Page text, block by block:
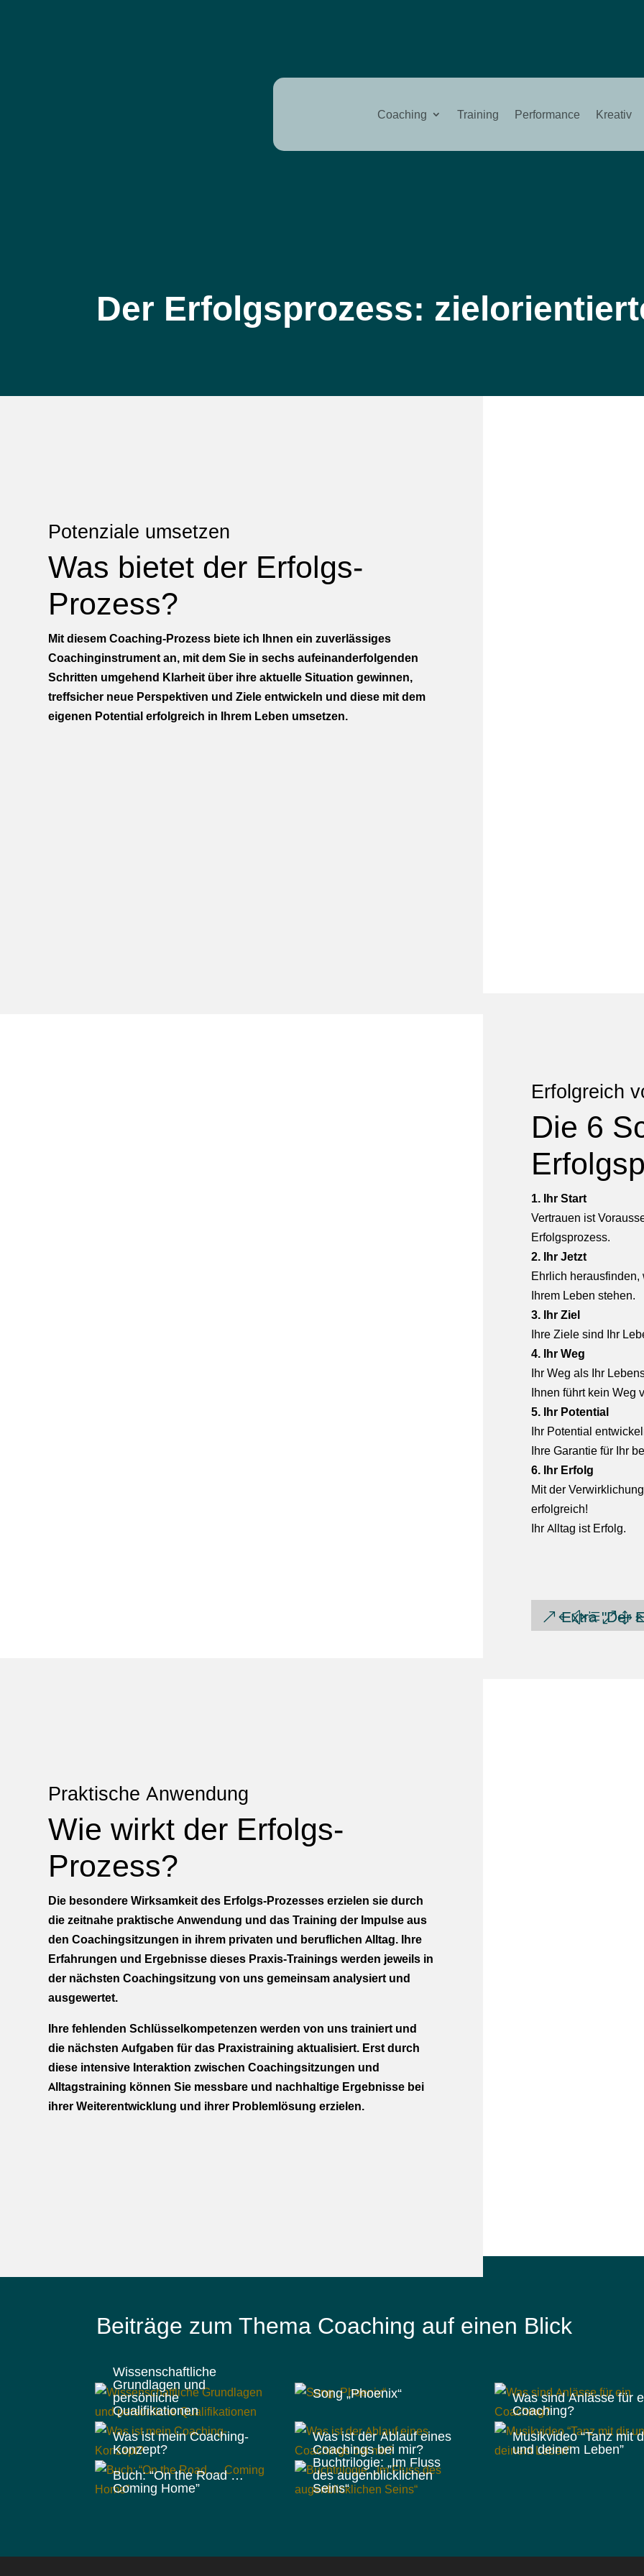
Coaching Training Performance Kreativ
Der Erfolgsprozess:
Potenziale umsetzen
Was bietet der Erfolgs-
Prozess?
Mit diesem Coaching-Prozess biete ich Ihnen ein zuverlässiges
Coachinginstrument an, mit dem Sie in sechs aufeinanderfolgenden
Schritten umgehend Klarheit über ihre aktuelle Situation gewinnen,
treffsicher neue Perspektiven und Ziele entwickeln und diese mit dem
eigenen Potential erfolgreich in Ihrem Leben umsetzen.
Erfolgreich
Die 6
1. Ihr Start
Vertrauen ist
Erfolgsprozess.
2. Ihr Jetzt
Ehrlich
Ihrem Leben stehen.
3. Ihr Ziel
Ihre Ziele sind Ihr
4. Ihr Weg
Ihr Weg als Ihr
Ihnen führt keinWeg
5. Ihr Potential
Ihr Potential
Ihre Garantie für Ihr
6. Ihr Erfolg
Mit der
erfolgreich!
Ihr Alltag ist Erfolg.
Extra "Der
Praktische Anwendung
Wie wirkt der Erfolgs-
Prozess?
Die besondere Wirksamkeit des Erfolgs-Prozesses erzielen sie durch
die zeitnahe praktische Anwendung und das Training der Impulse aus
den Coachingsitzungen in ihrem privaten und beruflichen Alltag. Ihre
Erfahrungen und Ergebnisse dieses Praxis-Trainings werden jeweils in
der nächsten Coachingsitzung von uns gemeinsam analysiert und
ausgewertet.
Ihre fehlenden Schlüsselkompetenzen werden von uns trainiert und
die nächsten Aufgaben für das Praxistraining aktualisiert. Erst durch
diese intensive Interaktion zwischen Coachingsitzungen und
Alltagstraining können Sie messbare und nachhaltige Ergebnisse bei
ihrer Weiterentwicklung und ihrer Problemlösung erzielen.
Beiträge zum Thema Coaching auf einen Blick
Wissenschaftliche
Grundlagen und
persönliche
Qualifikationen
Song „Phoenix“ Was sind Anlässe für
Coaching?
Was ist mein Coaching-
Konzept?
Was ist der Ablauf eines
Coachings bei mir?
Musikvideo “Tanz mit
und deinem Leben”
Buch: “On the Road …
Coming Home”
Buchtrilogie: „Im Fluss
des augenblicklichen
Seins“